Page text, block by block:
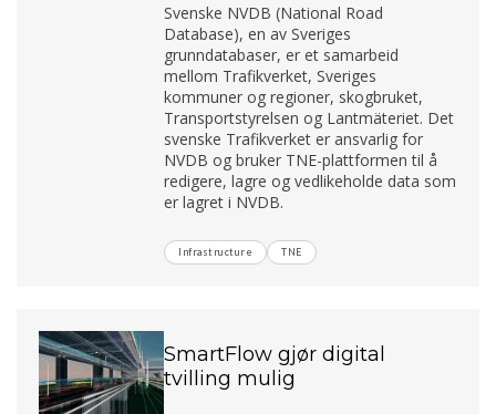
Svenske NVDB (National Road
Database), en av Sveriges
grunndatabaser, er et samarbeid
mellom Trafikverket, Sveriges
kommuner og regioner, skogbruket,
Transportstyrelsen og Lantmäteriet. Det
svenske Trafikverket er ansvarlig for
NVDB og bruker TNE-plattformen til å
redigere, lagre og vedlikeholde data som
er lagret i NVDB.
Infrastructure TNE
SmartFlow gjør digital
tvilling mulig